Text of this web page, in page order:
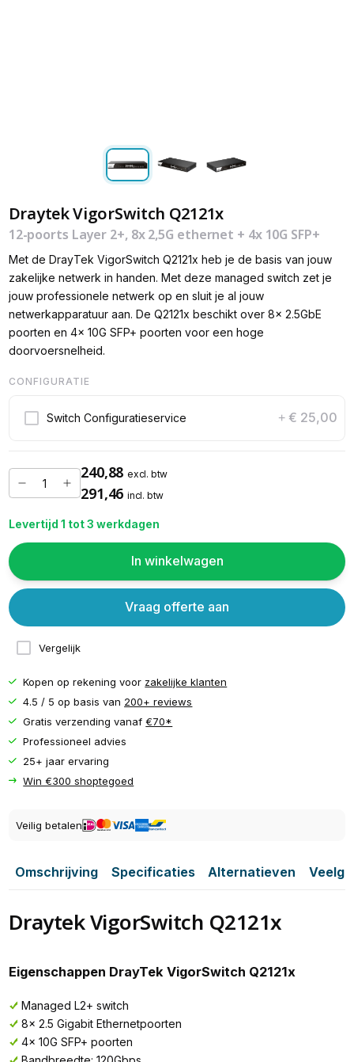
Draytek VigorSwitch Q2121x
12-poorts Layer 2+, 8x 2,5G ethernet + 4x 10G SFP+
Met de DrayTek VigorSwitch Q2121x heb je de basis van jouw
zakelijke netwerk in handen. Met deze managed switch zet je
jouw professionele netwerk op en sluit je al jouw
netwerkapparatuur aan. De Q2121x beschikt over 8x 2.5GbE
poorten en 4x 10G SFP+ poorten voor een hoge
doorvoersnelheid.
CONFIGURATIE
Switch Configuratieservice + € 25,00
240,88 excl. btw
291,46 incl. btw
Levertijd 1 tot 3 werkdagen
In winkelwagen
Vergelijk
Vraag offerte aan
Kopen op rekening voor zakelijke klanten
4.5 / 5 op basis van 200+ reviews
Gratis verzending vanaf€70*
Professioneel advies
25+ jaar ervaring
Win €300 shoptegoed
Veilig betalen
Omschrijving Specificaties Alternatieven
Draytek VigorSwitch Q2121x
Eigenschappen DrayTek VigorSwitch Q2121x
Managed L2+ switch
8x 2.5 Gigabit Ethernetpoorten
4x 10G SFP+ poorten